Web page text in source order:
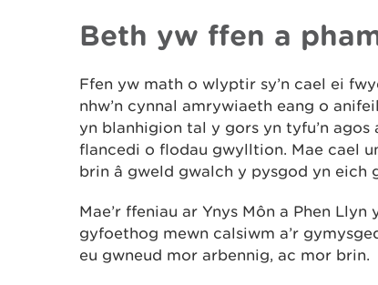
Beth yw ffen a
Ffen yw math o wlyptir sy’n cael ei
nhw’n cynnal amrywiaeth eang o
yn blanhigion tal y gors yn tyfu’n
flancedi o flodau gwylltion. Mae cael
brin â gweld gwalch y pysgod yn eich
Mae’r ffeniau ar Ynys Môn a Phen
gyfoethog mewn calsiwm a’r
eu gwneud mor arbennig, ac mor brin.